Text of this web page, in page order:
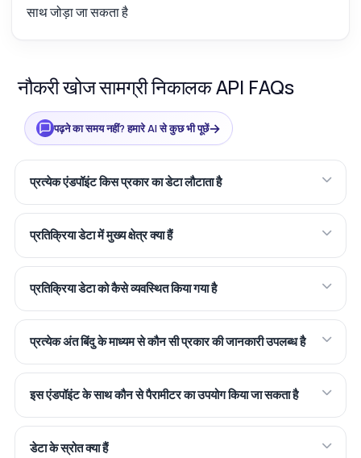
साथ जोड़ा जा सकता है
नौकरी खोज सामग्री निकालक API FAQs
पढ़ने का समय नहीं? हमारे AI से कुछ भी पूछें→
प्रत्येक एंडपॉइंट किस प्रकार का डेटा लौटाता है
प्रतिक्रिया डेटा में मुख्य क्षेत्र क्या हैं
प्रतिक्रिया डेटा को कैसे व्यवस्थित किया गया है
प्रत्येक अंत बिंदु के माध्यम से कौन सी प्रकार की जानकारी उपलब्ध है
इस एंडपॉइंट के साथ कौन से पैरामीटर का उपयोग किया जा सकता है
डेटा के स्रोत क्या हैं